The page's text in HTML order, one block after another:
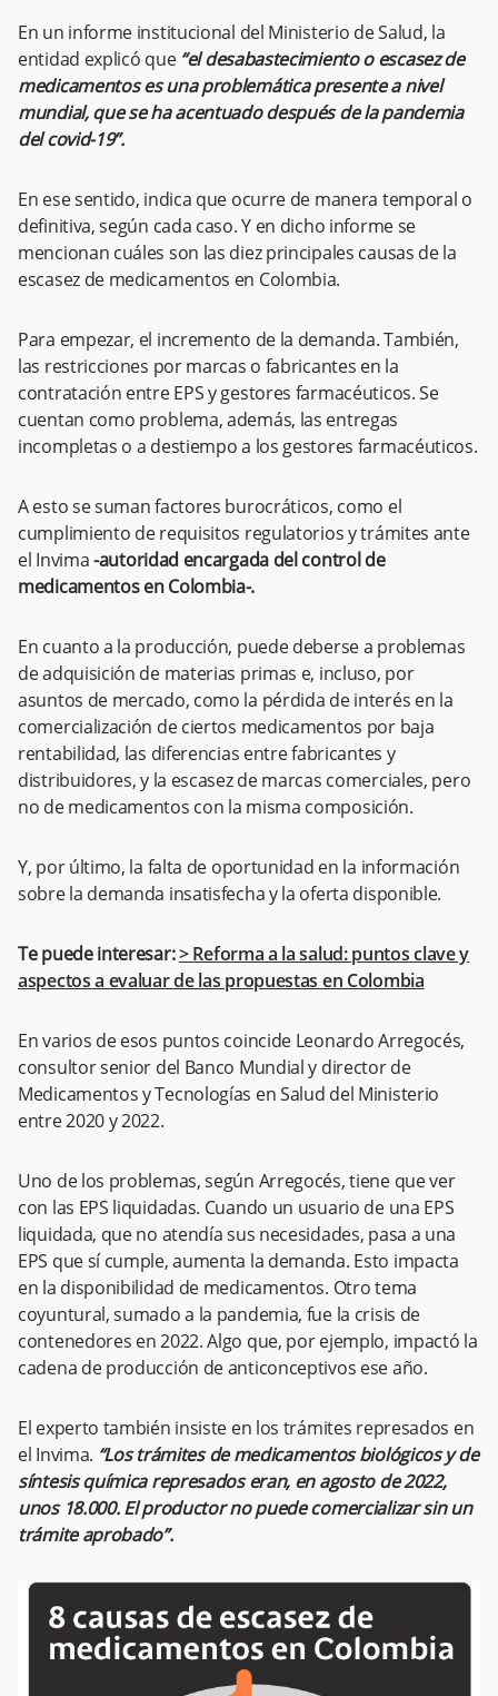
En un informe institucional del Ministerio de Salud, la
entidad explicó que “el desabastecimiento o escasez de
medicamentos es una problemática presente a nivel
mundial, que se ha acentuado después de la pandemia
del covid-19”.
En ese sentido, indica que ocurre de manera temporal o
definitiva, según cada caso. Y en dicho informe se
mencionan cuáles son las diez principales causas de la
escasez de medicamentos en Colombia.
Para empezar, el incremento de la demanda. También,
las restricciones por marcas o fabricantes en la
contratación entre EPS y gestores farmacéuticos. Se
cuentan como problema, además, las entregas
incompletas o a destiempo a los gestores farmacéuticos.
A esto se suman factores burocráticos, como el
cumplimiento de requisitos regulatorios y trámites ante
el Invima-autoridad encargada del control de
medicamentos en Colombia-.
En cuanto a la producción, puede deberse a problemas
de adquisición de materias primas e, incluso, por
asuntos de mercado, como la pérdida de interés en la
comercialización de ciertos medicamentos por baja
rentabilidad, las diferencias entre fabricantes y
distribuidores, y la escasez de marcas comerciales, pero
no de medicamentos con la misma composición.
Y, por último, la falta de oportunidad en la información
sobre la demanda insatisfecha y la oferta disponible.
Te puede interesar:> Reforma a la salud: puntos clave y
aspectos a evaluar de las propuestas en Colombia
En varios de esos puntos coincide Leonardo Arregocés,
consultor senior del Banco Mundial y director de
Medicamentos y Tecnologías en Salud del Ministerio
entre 2020 y 2022.
Uno de los problemas, según Arregocés, tiene que ver
con las EPS liquidadas. Cuando un usuario de una EPS
liquidada, que no atendía sus necesidades, pasa a una
EPS que sí cumple, aumenta la demanda. Esto impacta
en la disponibilidad de medicamentos. Otro tema
coyuntural, sumado a la pandemia, fue la crisis de
contenedores en 2022. Algo que, por ejemplo, impactó la
cadena de producción de anticonceptivos ese año.
El experto también insiste en los trámites represados en
el Invima. “Los trámites de medicamentos biológicos y de
síntesis química represados eran, en agosto de 2022,
unos 18.000. El productor no puede comercializar sin un
trámite aprobado”.